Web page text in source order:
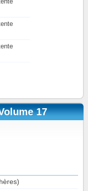
17